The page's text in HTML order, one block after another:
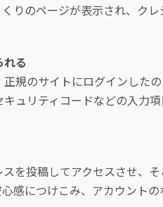
りのページが表示され、ク
る
規のサイトにログインした
ュリティコードなどの入力
を投稿してアクセスさせ、
感につけこみ、アカウント